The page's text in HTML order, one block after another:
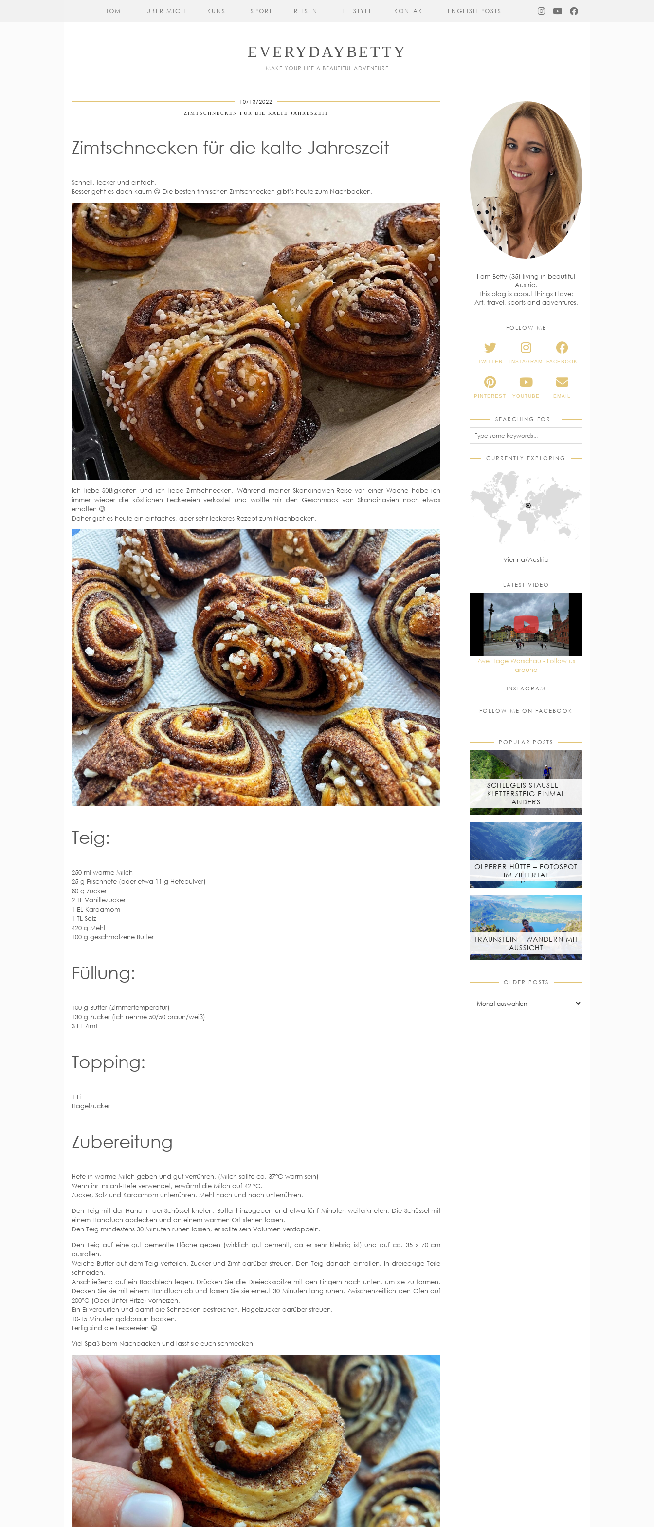
EVERYDAYBETTY
MAKE YOUR LIFE A BEAUTIFUL ADVENTURE
HOME ÜBER MICH KUNST SPORT REISEN LIFESTYLE KONTAKT ENGLISH POSTS
10/13/2022
ZIMTSCHNECKEN FÜR DIE KALTE JAHRESZEIT
Zimtschnecken für die kalte Jahreszeit
Schnell, lecker und einfach.
Besser geht es doch kaum 😉 Die besten finnischen Zimtschnecken gibt’s heute zum Nachbacken.
Ich liebe Süßigkeiten und ich liebe Zimtschnecken. Während meiner Skandinavien-Reise vor einer Woche habe ich
immer wieder die köstlichen Leckereien verkostet und wollte mir den Geschmack von Skandinavien noch etwas
erhalten 😉
Daher gibt es heute ein einfaches, aber sehr leckeres Rezept zum Nachbacken.
Teig:
250 ml warme Milch
25 g Frischhefe (oder etwa 11 g Hefepulver)
80 g Zucker
2 TL Vanillezucker
1 EL Kardamom
1 TL Salz
420 g Mehl
100 g geschmolzene Butter
Füllung:
100 g Butter (Zimmertemperatur)
130 g Zucker (ich nehme 50/50 braun/weiß)
3 EL Zimt
Topping:
1 Ei
Hagelzucker
Zubereitung
Hefe in warme Milch geben und gut verrühren. (Milch sollte ca. 37°C warm sein)
Wenn ihr Instant-Hefe verwendet, erwärmt die Milch auf 42 °C.
Zucker, Salz und Kardamom unterrühren. Mehl nach und nach unterrühren.
Den Teig mit der Hand in der Schüssel kneten. Butter hinzugeben und etwa fünf Minuten weiterkneten. Die Schüssel mit
einem Handtuch abdecken und an einem warmen Ort stehen lassen.
Den Teig mindestens 30 Minuten ruhen lassen, er sollte sein Volumen verdoppeln.
Den Teig auf eine gut bemehlte Fläche geben (wirklich gut bemehlt, da er sehr klebrig ist) und auf ca. 35 x 70 cm
ausrollen.
Weiche Butter auf dem Teig verteilen. Zucker und Zimt darüber streuen. Den Teig danach einrollen. In dreieckige Teile
schneiden.
Anschließend auf ein Backblech legen. Drücken Sie die Dreiecksspitze mit den Fingern nach unten, um sie zu formen.
Decken Sie sie mit einem Handtuch ab und lassen Sie sie erneut 30 Minuten lang ruhen. Zwischenzeitlich den Ofen auf
200°C (Ober-Unter-Hitze) vorheizen.
Ein Ei verquirlen und damit die Schnecken bestreichen. Hagelzucker darüber streuen.
10-15 Minuten goldbraun backen.
Fertig sind die Leckereien 😃
Viel Spaß beim Nachbacken und lasst sie euch schmecken!
I am Betty (35) living in beautiful
Austria.
This blog is about things I love:
Art, travel, sports and adventures.
FOLLOW ME
TWITTER INSTAGRAM FACEBOOK
PINTEREST YOUTUBE EMAIL
SEARCHING FOR…
CURRENTLY EXPLORING
Vienna/Austria
LATEST VIDEO
Zwei Tage Warschau - Follow us
around
INSTAGRAM
FOLLOW ME ON FACEBOOK
POPULAR POSTS
SCHLEGEIS STAUSEE –
KLETTERSTEIG EINMAL
ANDERS
OLPERER HÜTTE – FOTOSPOT
IM ZILLERTAL
TRAUNSTEIN – WANDERN MIT
AUSSICHT
OLDER POSTS
older
posts